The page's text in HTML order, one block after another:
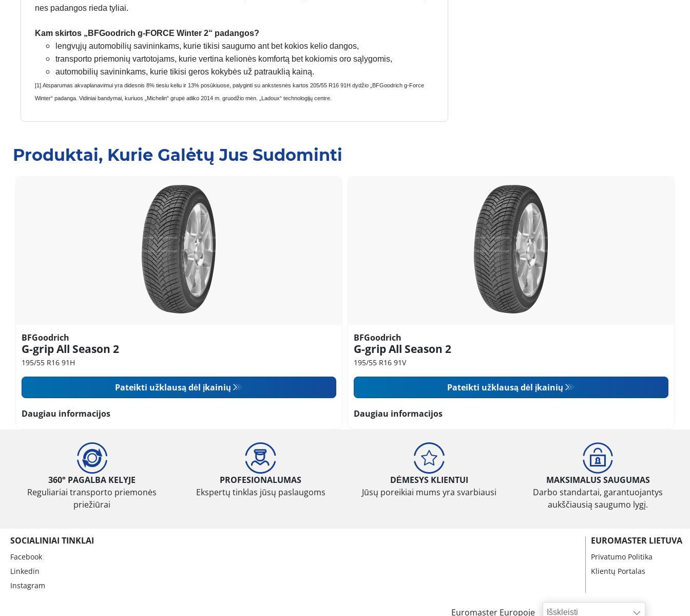
nes padangos rieda tyliai.
Kam skirtos „BFGoodrich g-FORCE Winter 2“ padangos?
lengvųjų automobilių savininkams, kurie tikisi saugumo ant bet kokios kelio dangos,
transporto priemonių vartotojams, kurie vertina kelionės komfortą bet kokiomis oro sąlygomis,
automobilių savininkams, kurie tikisi geros kokybės už patrauklią kainą.
[1] Atsparumas akvaplanavimui yra didesnis 8% tiesiu keliu ir 13% posūkiuose, palyginti su ankstesnės kartos 205/55 R16 91H dydžio „BFGoodrich g-Force
Winter“ padanga. Vidiniai bandymai, kuriuos „Michelin“ grupė atliko 2014 m. gruodžio mėn. „Ladoux“ technologijų centre.
Produktai, Kurie Galėtų Jus Sudominti
BFGoodrich
G-grip All Season 2
195/55 R16 91H
Pateikti užklausą dėl įkainių
Daugiau informacijos
BFGoodrich
G-grip All Season 2
195/55 R16 91V
Pateikti užklausą dėl įkainių
Daugiau informacijos
360° PAGALBA KELYJE
Reguliariai transporto priemonės
priežiūrai
PROFESIONALUMAS
Ekspertų tinklas jūsų paslaugoms
DĖMESYS KLIENTUI
Jūsų poreikiai mums yra svarbiausi
MAKSIMALUS SAUGUMAS
Darbo standartai, garantuojantys
aukščiausią saugumo lygį.
SOCIALINIAI TINKLAI
Facebook
Linkedin
Instagram
EUROMASTER LIETUVA
Privatumo Politika
Klientų Portalas
Euromaster Europoje Išskleisti